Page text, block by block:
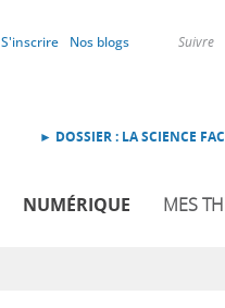
Suivre
S'inscrire Nos blogs
► DOSSIER : LA SCIENCE
NUMÉRIQUE MES